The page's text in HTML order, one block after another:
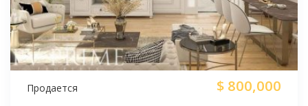
Продается $ 800,000